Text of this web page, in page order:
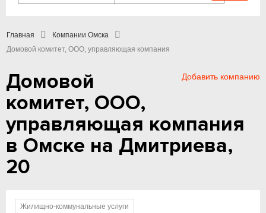
Главная
Компании Омска
Домовой комитет, ООО, управляющая компания
Добавить компанию
Домовой
комитет, ООО,
управляющая компания
в Омске на Дмитриева,
20
Жилищно-коммунальные услуги